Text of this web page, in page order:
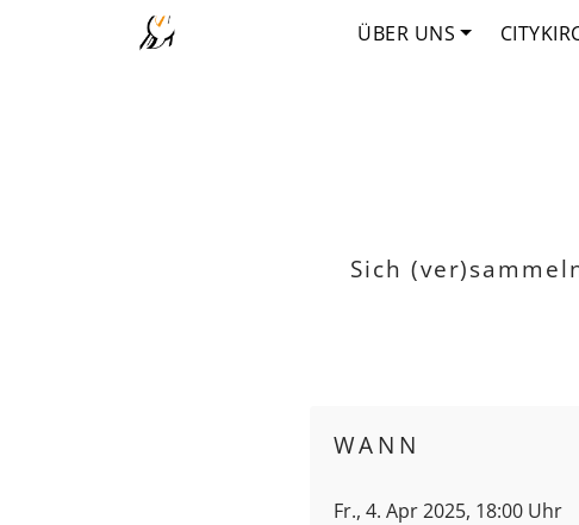
ÜBER UNS
Sich
WANN
Fr., 4. Apr 2025, 18:00 Uhr